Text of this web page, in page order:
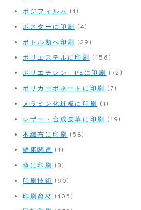
ポジフィルム (1)
ポスターに印刷 (4)
ボトル類へ印刷 (29)
ポリエステルに印刷 (156)
ポリエチレン PEに印刷 (72)
ポリカーボネートに印刷 (7)
メラミン化粧板に印刷 (1)
レザー・合成皮革に印刷 (19)
不織布に印刷 (58)
健康関連 (1)
傘に印刷 (3)
印刷技術 (90)
印刷資材 (105)